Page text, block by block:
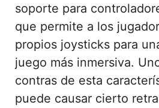
soporte para
que permite a los
propios joysticks para
juego más inmersiva.
contras de esta
puede causar cierto